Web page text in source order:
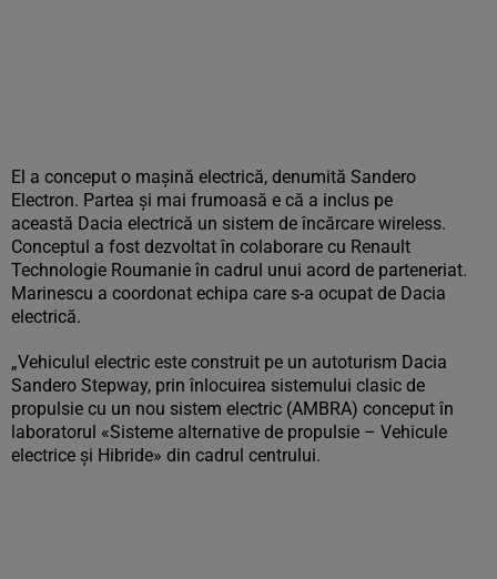
El a conceput o mașină electrică, denumită Sandero
Electron. Partea și mai frumoasă e că a inclus pe
această Dacia electrică un sistem de încărcare wireless.
Conceptul a fost dezvoltat în colaborare cu Renault
Technologie Roumanie în cadrul unui acord de parteneriat.
Marinescu a coordonat echipa care s-a ocupat de Dacia
electrică.
„Vehiculul electric este construit pe un autoturism Dacia
Sandero Stepway, prin înlocuirea sistemului clasic de
propulsie cu un nou sistem electric (AMBRA) conceput în
laboratorul «Sisteme alternative de propulsie – Vehicule
electrice şi Hibride» din cadrul centrului.